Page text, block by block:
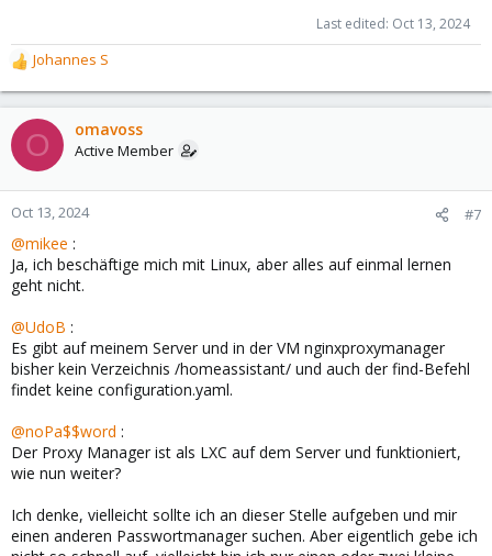
Last edited: Oct 13, 2024
R
e
a
c
t
o
n
:
Johannes S
O omavoss
Active Member
Oct 13, 2024 #7
@mikee :
Ja, ich beschäftige mich mit Linux, aber alles auf einmal lernen
geht nicht.
@UdoB :
Es gibt auf meinem Server und in der VM nginxproxymanager
bisher kein Verzeichnis /homeassistant/ und auch der find-Befehl
findet keine configuration.yaml.
@noPa$$word :
Der Proxy Manager ist als LXC auf dem Server und funktioniert,
wie nun weiter?
Ich denke, vielleicht sollte ich an dieser Stelle aufgeben und mir
einen anderen Passwortmanager suchen. Aber eigentlich gebe ich